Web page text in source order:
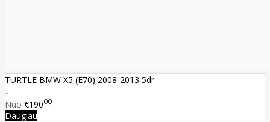
TURTLE BMW X5 (E70) 2008-2013 5dr
..
Nuo €19000
Daugiau